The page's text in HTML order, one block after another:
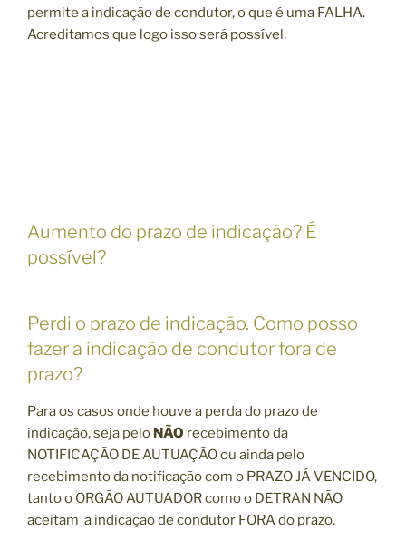
permite a indicação de condutor, o que é uma FALHA.
Acreditamos que logo isso será possível.
Aumento do prazo de indicação? É
possível?
Perdi o prazo de indicação. Como posso
fazer a indicação de condutor fora de
prazo?
Para os casos onde houve a perda do prazo de
indicação, seja pelo NÃO recebimento da
NOTIFICAÇÃO DE AUTUAÇÃO ou ainda pelo
recebimento da notificação com o PRAZO JÁ VENCIDO,
tanto o ORGÃO AUTUADOR como o DETRAN NÃO
aceitam a indicação de condutor FORA do prazo.